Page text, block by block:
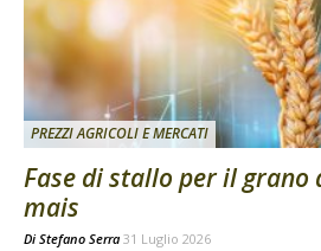
PREZZI AGRICOLI E MERCATI
Fase di stallo per il
mais
Di Stefano Serra 31 Luglio 2026